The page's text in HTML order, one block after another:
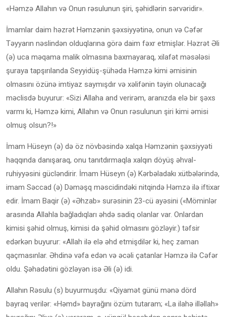
«Həmzə Allahın və Onun rəsulunun şiri, şəhidlərin sərvəridir».
İmamlar daim həzrət Həmzənin şəxsiyyətinə, onun və Cəfər
Təyyarın nəslindən olduqlarına görə daim fəxr etmişlər. Həzrət Əli
(ə) uca məqama malik olmasına baxmayaraq, xilafət məsələsi
şuraya tapşırılanda Seyyidüş-şühəda Həmzə kimi əmisinin
olmasını özünə imtiyaz saymışdır və xəlifənin təyin olunacağı
məclisdə buyurur: «Sizi Allaha and verirəm, aranızda elə bir şəxs
varmı ki, Həmzə kimi, Allahın və Onun rəsulunun şiri kimi əmisi
olmuş olsun?!»
İmam Hüseyn (ə) də öz növbəsində xalqa Həmzənin şəxsiyyəti
haqqında danışaraq, onu tanıtdırmaqla xalqın döyüş əhval-
ruhiyyəsini gücləndirir. İmam Hüseyn (ə) Kərbəladakı xütbələrində,
imam Səccad (ə) Dəməşq məscidindəki nitqində Həmzə ilə iftixar
edir. İmam Baqir (ə) «Əhzab» surəsinin 23-cü ayəsini («Möminlər
arasında Allahla bağladıqları əhdə sadiq olanlar var. Onlardan
kimisi şəhid olmuş, kimisi də şəhid olmasını gözləyir.) təfsir
edərkən buyurur: «Allah ilə elə əhd etmişdilər ki, heç zaman
qaçmasınlar. Əhdinə vəfa edən və əcəli çatanlar Həmzə ilə Cəfər
oldu. Şəhadətini gözləyən isə Əli (ə) idi.
Allahın Rəsulu (s) buyurmuşdu: «Qiyamət günü mənə dörd
bayraq verilər: «Həmd» bayrağını özüm tutaram; «La ilahə illəllah»